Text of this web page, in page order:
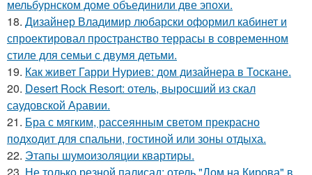
мельбурнском доме объединили две эпохи.
18. Дизайнер Владимир любарски оформил кабинет и
спроектировал пространство террасы в современном
стиле для семьи с двумя детьми.
19. Как живет Гарри Нуриев: дом дизайнера в Тоскане.
20. Desert Rock Resort: отель, выросший из скал
саудовской Аравии.
21. Бра с мягким, рассеянным светом прекрасно
подходит для спальни, гостиной или зоны отдыха.
22. Этапы шумоизоляции квартиры.
23. Не только резной палисад: отель "Дом на Кирова" в